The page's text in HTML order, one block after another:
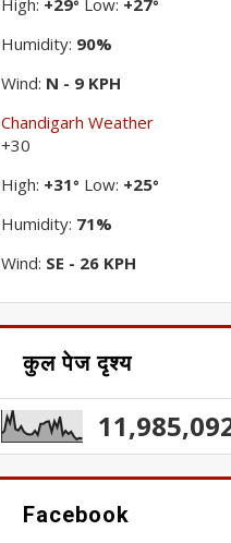
High: +29° Low: +27°
Humidity: 90%
Wind: N - 9 KPH
Chandigarh Weather
+30
High: +31° Low: +25°
Humidity: 71%
Wind: SE - 26 KPH
कुल पेज दृश्य
Facebook